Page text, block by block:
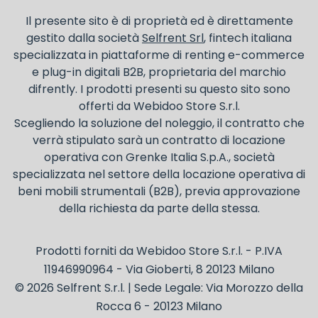
Il presente sito è di proprietà ed è direttamente
gestito dalla societàSelfrent Srl, fintech italiana
specializzata in piattaforme di renting e-commerce
e plug-in digitali B2B, proprietaria del marchio
difrently. I prodotti presenti su questo sito sono
offerti da Webidoo Store S.r.l.
Scegliendo la soluzione del noleggio, il contratto che
verrà stipulato sarà un contratto di locazione
operativa con Grenke Italia S.p.A., società
specializzata nel settore della locazione operativa di
beni mobili strumentali (B2B), previa approvazione
della richiesta da parte della stessa.
Prodotti forniti da Webidoo Store S.r.l. - P.IVA
11946990964 - Via Gioberti, 8 20123 Milano
© 2026 Selfrent S.r.l. | Sede Legale: Via Morozzo della
Rocca 6 - 20123 Milano